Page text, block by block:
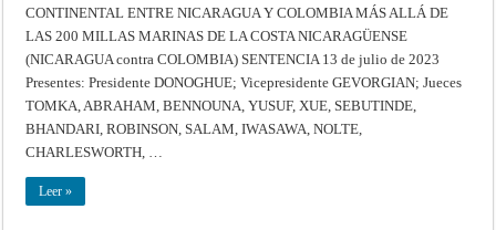
DELIMITACIÓN
LA
PLATAFORMA
CONTINENTAL
ENTRE
NICARAGUA
Y
MÁS
CONTINENTAL ENTRE NICARAGUA Y COLOMBIA MÁS ALLÁ DE
LAS 200 MILLAS MARINAS DE LA COSTA NICARAGÜENSE
(NICARAGUA contra COLOMBIA) SENTENCIA 13 de julio de 2023
Presentes: Presidente DONOGHUE; Vicepresidente GEVORGIAN; Jueces
TOMKA, ABRAHAM, BENNOUNA, YUSUF, XUE, SEBUTINDE,
BHANDARI, ROBINSON, SALAM, IWASAWA, NOLTE,
CHARLESWORTH, …
Leer »